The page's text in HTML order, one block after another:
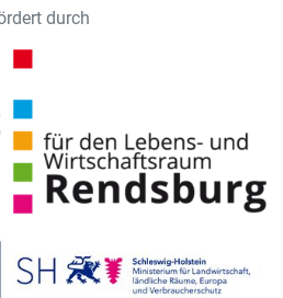
durch